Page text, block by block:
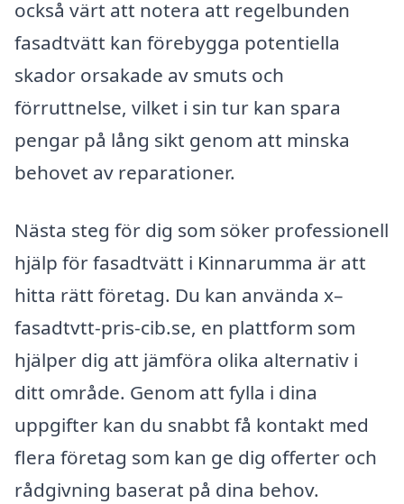
också värt att notera att regelbunden
fasadtvätt kan förebygga potentiella
skador orsakade av smuts och
förruttnelse, vilket i sin tur kan spara
pengar på lång sikt genom att minska
behovet av reparationer.
Nästa steg för dig som söker professionell
hjälp för fasadtvätt i Kinnarumma är att
hitta rätt företag. Du kan använda x–
fasadtvtt-pris-cib.se, en plattform som
hjälper dig att jämföra olika alternativ i
ditt område. Genom att fylla i dina
uppgifter kan du snabbt få kontakt med
flera företag som kan ge dig offerter och
rådgivning baserat på dina behov.